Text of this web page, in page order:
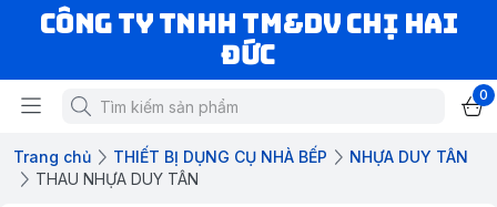
CÔNG TY TNHH TM&DV CHỊ HAI
ĐỨC
0
Trang chủ THIẾT BỊ DỤNG CỤ NHÀ BẾP
NHỰA DUY TÂN
THAU NHỰA DUY TÂN